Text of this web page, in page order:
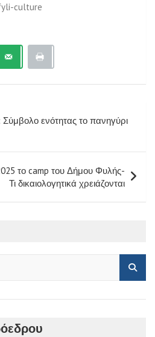
culture
ενότητας το πανηγύρι
2025 το camp του Δήμου Φυλής-
Τι δικαιολογητικά χρειάζονται